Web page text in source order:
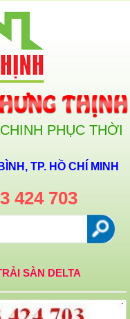
PHỤC THỜI
TP. HỒ CHÍ MINH
424 703
SÀN DELTA